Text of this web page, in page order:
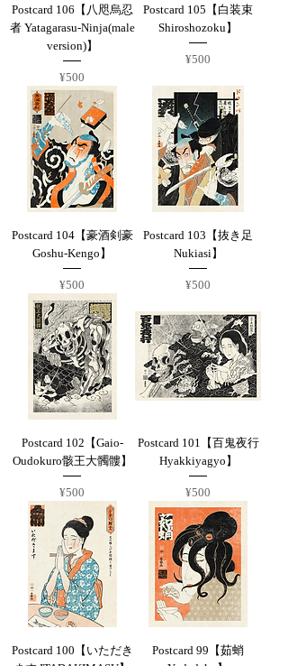
Postcard 106【八咫烏忍
者 Yatagarasu-Ninja(male
version)】
Price
¥500
Postcard 105【白装束
Shiroshozoku】
Price
¥500
Postcard 104【豪酒剣豪
Goshu-Kengo】
Price
¥500
Postcard 103【抜き足
Nukiasi】
Price
¥500
Postcard 102【Gaio-
Oudokuro骸王大髑髏】
Price
¥500
Postcard 101【百鬼夜行
Hyakkiyagyo】
Price
¥500
Postcard 100【いただき
Postcard 99【茹蛸